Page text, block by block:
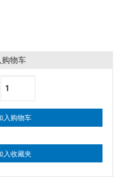
购物车
入购物车
入收藏夹